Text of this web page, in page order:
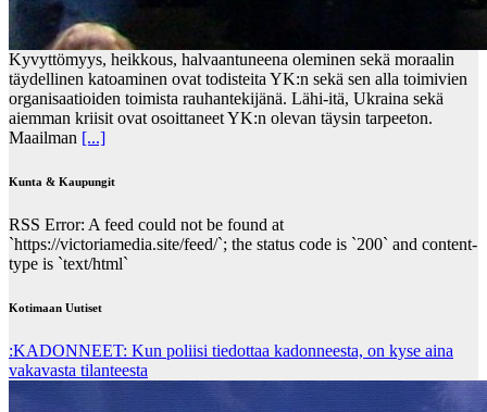
Kyvyttömyys, heikkous, halvaantuneena oleminen sekä moraalin
täydellinen katoaminen ovat todisteita YK:n sekä sen alla toimivien
organisaatioiden toimista rauhantekijänä. Lähi-itä, Ukraina sekä
aiemman kriisit ovat osoittaneet YK:n olevan täysin tarpeeton.
Maailman [...]
Kunta & Kaupungit
RSS Error: A feed could not be found at
`https://victoriamedia.site/feed/`; the status code is `200` and content-
type is `text/html`
Kotimaan Uutiset
:KADONNEET: Kun poliisi tiedottaa kadonneesta, on kyse aina
vakavasta tilanteesta